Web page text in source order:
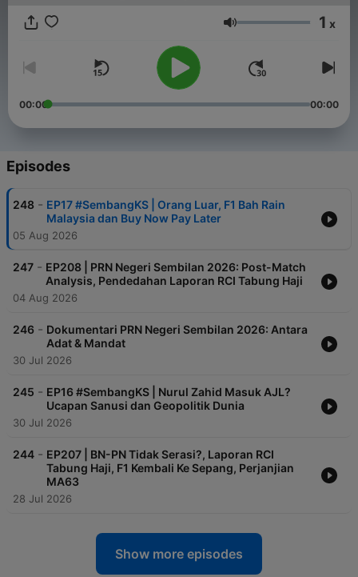
Volume 1 x
00:00 00:00
Episodes
248 - EP17 #SembangKS | Orang Luar, F1 Bah Rain
Malaysia dan Buy Now Pay Later
05 Aug 2026
247 - EP208 | PRN Negeri Sembilan 2026: Post-Match
Analysis, Pendedahan Laporan RCI Tabung Haji
04 Aug 2026
246 - Dokumentari PRN Negeri Sembilan 2026: Antara
Adat & Mandat
30 Jul 2026
245 - EP16 #SembangKS | Nurul Zahid Masuk AJL?
Ucapan Sanusi dan Geopolitik Dunia
30 Jul 2026
244 - EP207 | BN-PN Tidak Serasi?, Laporan RCI
Tabung Haji, F1 Kembali Ke Sepang, Perjanjian
MA63
28 Jul 2026
Show more episodes